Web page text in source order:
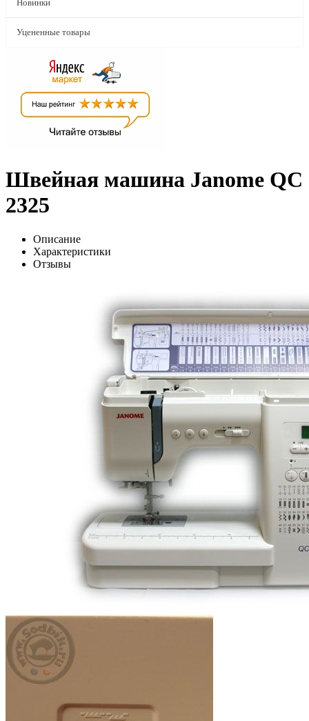
Новинки
Уцененные товары
Швейная машина Janome QC
2325
Описание
Характеристики
Отзывы